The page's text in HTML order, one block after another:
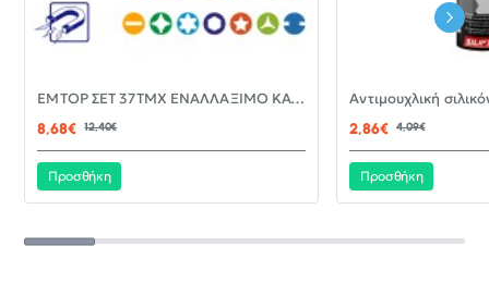
-30%EMTOP ΣΕΤ 37ΤΜΧ ΕΝΑΛΛΑΞΙΜΟ ΚΑΤΣΑΒΙΔΙ ΜΕ ΜΥΤΕΣ EBST03702
8,68€
12,40€
Προσθήκη
2,86€ 4,09€
Προσθήκη